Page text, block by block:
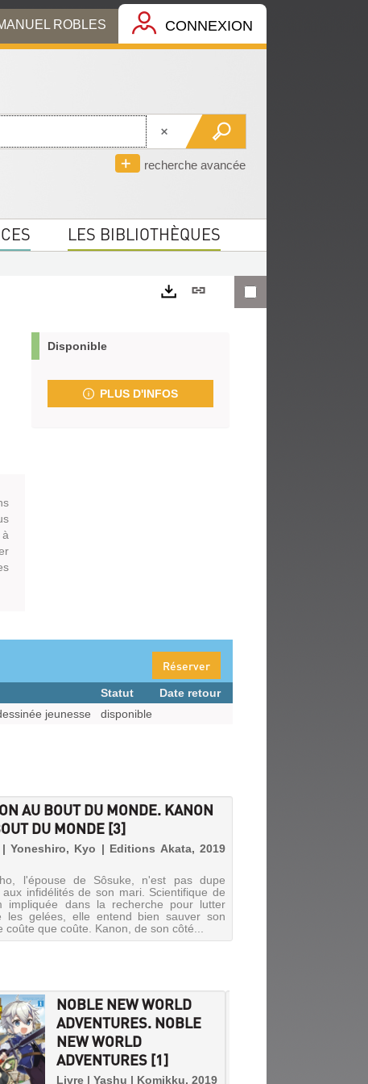
ROBLES CONNEXION
recherche avancée
LES BIBLIOTHÈQUES
Lien
Disponible
PLUS D'INFOS
Réserver
Statut
Date retour
jeunesse disponible
AU BOUT DU MONDE. KANON
DU MONDE [3]
Yoneshiro, Kyo | Editions Akata, 2019
l'épouse de Sôsuke, n'est pas dupe
aux infidélités de son mari. Scientifique de
impliquée dans la recherche pour lutter
les gelées, elle entend bien sauver son
coûte que coûte. Kanon, de son côté...
NOBLE NEW WORLD
ADVENTURES. NOBLE
NEW WORLD
ADVENTURES [1]
Livre | Yashu | Komikku, 2019